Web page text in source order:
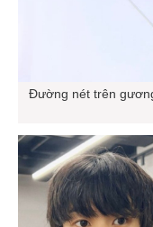
Đường nét trên